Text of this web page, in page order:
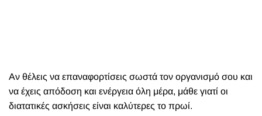
Αν θέλεις να επαναφορτίσεις σωστά τον οργανισμό σου και
να έχεις απόδοση και ενέργεια όλη μέρα, μάθε γιατί οι
διατατικές ασκήσεις είναι καλύτερες το πρωί.